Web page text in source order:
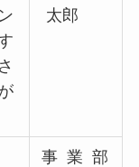
太郎
事 業 部